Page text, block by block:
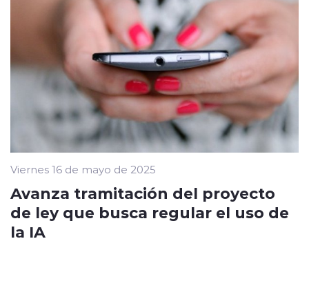
Viernes 16 de mayo de 2025
Avanza tramitación del proyecto
de ley que busca regular el uso de
la IA